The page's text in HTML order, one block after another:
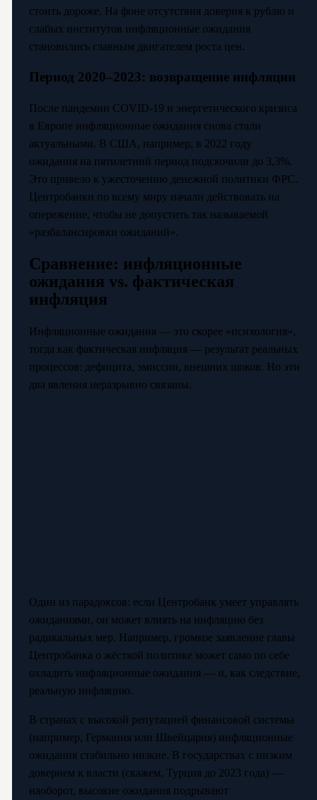
стоить дороже. На фоне отсутствия доверия к рублю и
слабых институтов инфляционные ожидания
становились главным двигателем роста цен.
Период 2020–2023: возвращение инфляции
После пандемии COVID-19 и энергетического кризиса
в Европе инфляционные ожидания снова стали
актуальными. В США, например, в 2022 году
ожидания на пятилетний период подскочили до 3,3%.
Это привело к ужесточению денежной политики ФРС.
Центробанки по всему миру начали действовать на
опережение, чтобы не допустить так называемой
«разбалансировки ожиданий».
Сравнение: инфляционные
ожидания vs. фактическая
инфляция
Инфляционные ожидания — это скорее «психология»,
тогда как фактическая инфляция — результат реальных
процессов: дефицита, эмиссии, внешних шоков. Но эти
два явления неразрывно связаны.
Один из парадоксов: если Центробанк умеет управлять
ожиданиями, он может влиять на инфляцию без
радикальных мер. Например, громкое заявление главы
Центробанка о жёсткой политике может само по себе
охладить инфляционные ожидания — и, как следствие,
реальную инфляцию.
В странах с высокой репутацией финансовой системы
(например, Германия или Швейцария) инфляционные
ожидания стабильно низкие. В государствах с низким
доверием к власти (скажем, Турция до 2023 года) —
наоборот, высокие ожидания подрывают